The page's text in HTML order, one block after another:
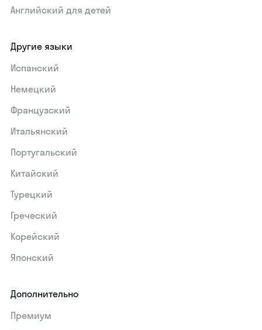
Английский для детей
Другие языки
Испанский
Немецкий
Французский
Итальянский
Португальский
Китайский
Турецкий
Греческий
Корейский
Японский
Дополнительно
Премиум